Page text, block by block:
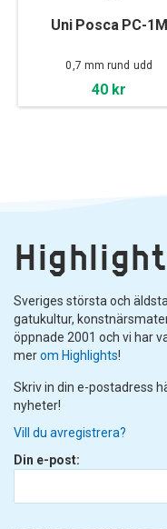
Uni Posca PC-1M
0,7 mm rund udd
40 kr
Sveriges största och
gatukultur,
öppnade 2001 och vi har
merom Highlights!
Skriv in din e-postadress
nyheter!
Vill du avregistrera?
Din e-post: